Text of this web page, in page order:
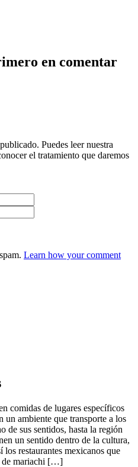
en comentar
Puedes leer nuestra
el tratamiento que daremos
Learn how your comment
comidas de lugares específicos
un ambiente que transporte a los
de sus sentidos, hasta la región
un sentido dentro de la cultura,
restaurantes mexicanos que
de mariachi […]